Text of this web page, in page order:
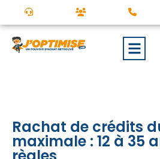
Rachat de crédits
maximale : 12 à 35